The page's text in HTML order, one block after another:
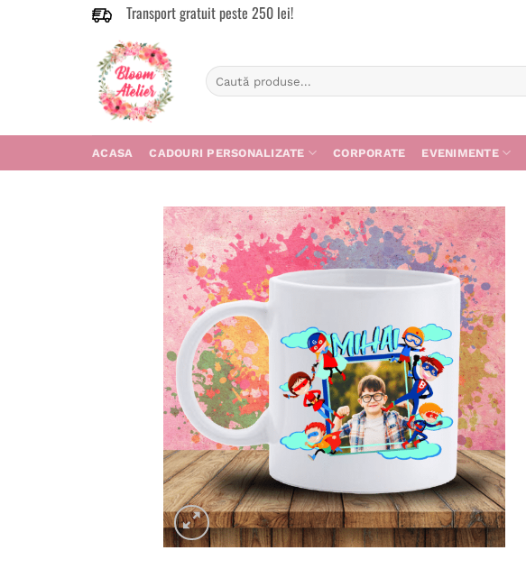
Transport gratuit peste 250 lei!
Caută
după:
ACASA CADOURI PERSONALIZATE CORPORATE EVENIMENTE
Adaugă
în
wishlist